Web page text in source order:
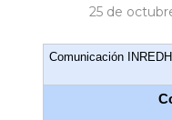
25 de
Comunicación INREDH